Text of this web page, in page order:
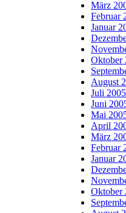
März
Februar
Januar
Oktober
August
Juli 2005
Juni
Mai
April
März
Februar
Januar
Oktober